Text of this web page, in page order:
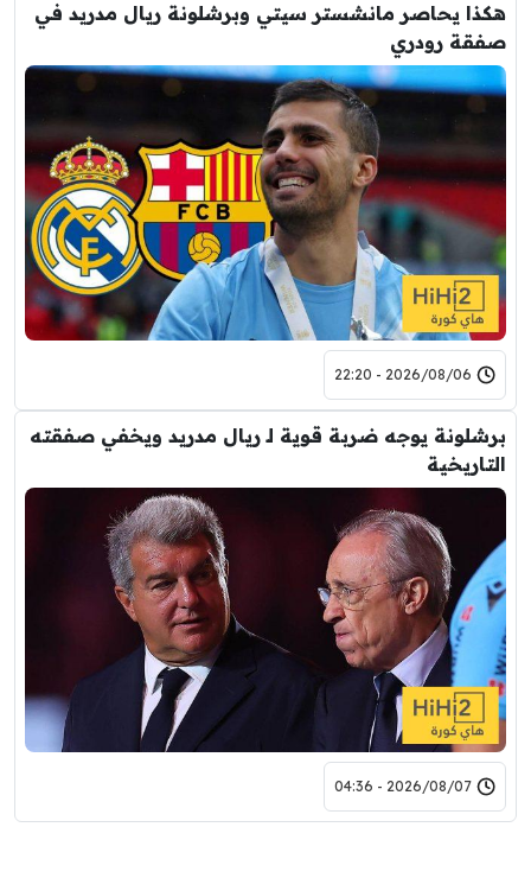
هكذا يحاصر مانشستر سيتي وبرشلونة ريال مدريد في
صفقة رودري
2026/08/06 - 22:20
برشلونة يوجه ضربة قوية لـ ريال مدريد ويخفي صفقته
التاريخية
2026/08/07 - 04:36